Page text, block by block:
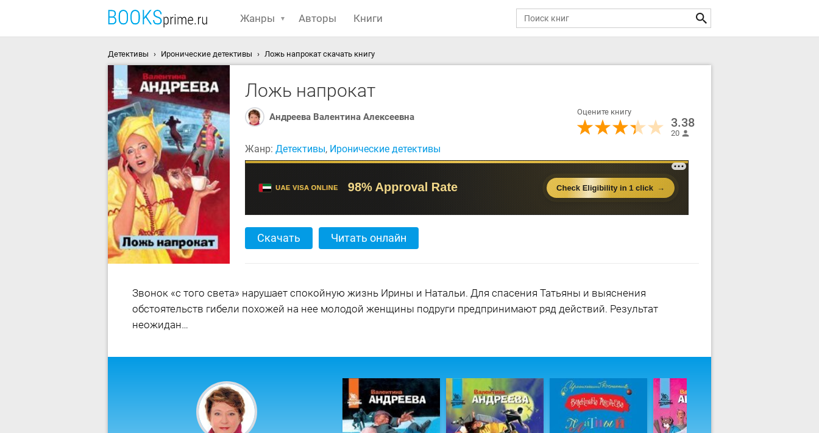
Жанры Авторы Книги
Детективы Иронические детективы Ложь напрокат скачать книгу
Ложь напрокат
Андреева Валентина Алексеевна Оцените книгу
3.38
20
Жанр: Детективы, Иронические детективы
Скачать Читать онлайн
Звонок «с того света» нарушает спокойную жизнь Ирины и Натальи. Для спасения Татьяны и выяснения
обстоятельств гибели похожей на нее молодой женщины подруги предпринимают ряд действий. Результат
неожидан…